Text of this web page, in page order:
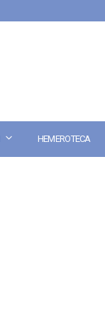
HEMEROTECA